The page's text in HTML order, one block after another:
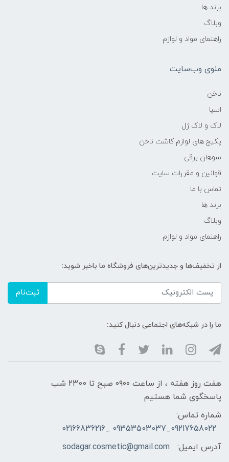
برند ها
وبلاگ
راهنمای مواد و لوازم
منوی وب‌سایت
ناخن
اسپا
لاک و لاک ژل
پکیج های لوازم کاشت ناخن
سوهان برقی
قوانین و مقررات سایت
تماس با ما
برند ها
وبلاگ
راهنمای مواد و لوازم
از تخفیف‌ها و جدیدترین‌های فروشگاه ما باخبر شوید:
ثبت‌نام
ما را در شبکه‌های اجتماعی دنبال کنید:
هفت روز هفته ، از ساعت ۰۹۰۰ صبح تا ۲۳00 شب
پاسخگوی شما هستیم
شماره تماس:
09217658022_09353503037 _02166836216
آدرس ایمیل:
sodagar.cosmetic@gmail.com